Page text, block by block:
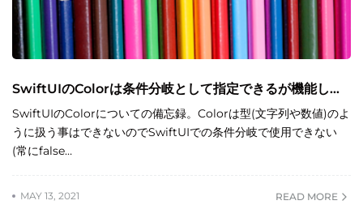
SwiftUIのColorは条件分岐として指定できるが機能し...
SwiftUIのColorについての備忘録。Colorは型(文字列や数値)のよ
うに扱う事はできないのでSwiftUIでの条件分岐で使用できない
(常にfalse…
MAY 13, 2021 READ MORE